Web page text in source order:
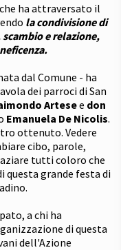
che ha attraversato il
la condivisione di
e relazione,
dal Comune - ha
dei parroci di San
Artesee don
Emanuela De Nicolis.
ottenuto. Vedere
cibo, parole,
tutti coloro che
grande festa di
a chi ha
di questa
dell'Azione